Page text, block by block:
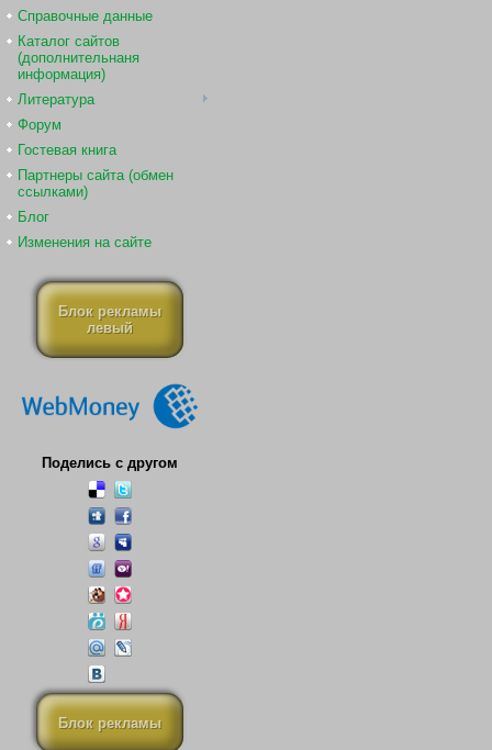
Справочные данные
Каталог сайтов
(дополнительнаня
информация)
Литература
Форум
Гостевая книга
Партнеры сайта (обмен
ссылками)
Блог
Изменения на сайте
Блок рекламы
левый
Поделись с другом
Блок рекламы